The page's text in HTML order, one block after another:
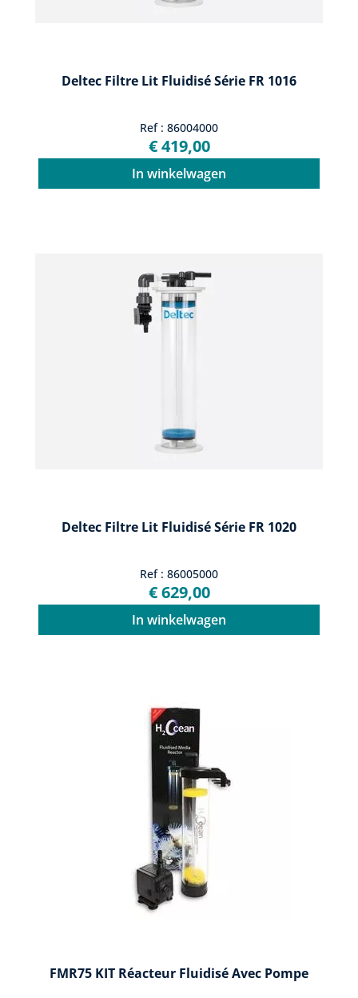
Deltec Filtre Lit Fluidisé Série FR 1016
Ref : 86004000
€ 419,00
In winkelwagen
Deltec Filtre Lit Fluidisé Série FR 1020
Ref : 86005000
€ 629,00
In winkelwagen
FMR75 KIT Réacteur Fluidisé Avec Pompe